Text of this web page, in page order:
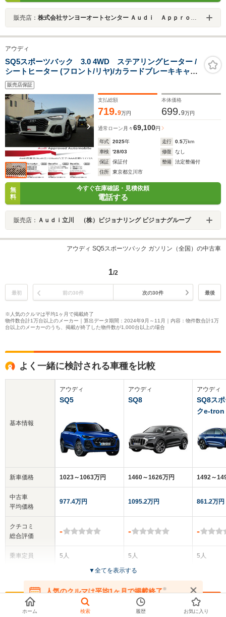
販売店： 株式会社サンヨーオートセンター Ａｕｄｉ Ａｐｐｒｏｖｅｄ Ａｕｔｏｍｏｂｉｌｅ岡山中央
アウディ
SQ5スポーツバック 3.0 4WD ステアリングヒーター /
シートヒーター (フロント/リヤ)/カラードブレーキキャリ
パー レッド/ コンフォートパッケージ
販売店保証
支払総額
719.9万円
本体価格
699.9万円
通常ローン 月々69,100円
年式 2025年 走行 0.5万km
車検
'28/03 修復
なし
保証
保証付 整備
法定整備付
住所
東京都立川市
無
料
今すぐ在庫確認・見積依頼
電話する
販売店： Ａｕｄｉ立川 （株）ビジョナリング ビジョナグループ
アウディ SQ5スポーツバック ガソリン（全国）の中古車
1/2
最初 前の30件 次の30件 最後
※人気のクルマは平均1ヶ月で掲載終了
物件数合計1万台以上のメーカー｜算出データ期間：2024年9月～11月｜内容：物件数合計1万
台以上のメーカーのうち、掲載が終了した物件数が1,000台以上の場合
よく一緒に検討される車種を比較
基本情報
新車価格
中古車
平均価格
クチコミ
総合評価
乗車定員
アウディ
SQ5
1023～1063万円
977.4万円
-
5人
全高
1.66m
アウディ
SQ8
1460～1626万円
1095.2万円
-
5人
5ドア
アウディ
SQ8ス
クe-tron
1492～
861.2万円
-
5人
▼全てを表示する
SQ5スポーツバックの基本情報
人気のクルマは平均1ヶ月で掲載終了※
在庫が無くなる前にお問い合わせください
ホーム 検索 履歴 お気に入り